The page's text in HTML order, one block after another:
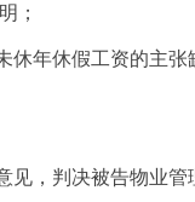
；
年休假工资的主
，判决被告物业